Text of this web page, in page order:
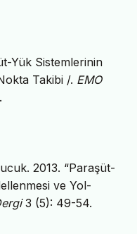
Yük Sistemlerinin
Takibi /. EMO
2013. “Paraşüt-
ve Yol-
3 (5): 49-54.